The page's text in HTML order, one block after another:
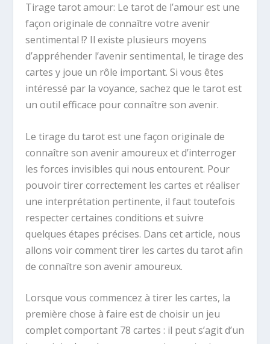
Tirage tarot amour: Le tarot de l’amour est une
façon originale de connaître votre avenir
sentimental !? Il existe plusieurs moyens
d’appréhender l’avenir sentimental, le tirage des
cartes y joue un rôle important. Si vous êtes
intéressé par la voyance, sachez que le tarot est
un outil efficace pour connaître son avenir.
Le tirage du tarot est une façon originale de
connaître son avenir amoureux et d’interroger
les forces invisibles qui nous entourent. Pour
pouvoir tirer correctement les cartes et réaliser
une interprétation pertinente, il faut toutefois
respecter certaines conditions et suivre
quelques étapes précises. Dans cet article, nous
allons voir comment tirer les cartes du tarot afin
de connaître son avenir amoureux.
Lorsque vous commencez à tirer les cartes, la
première chose à faire est de choisir un jeu
complet comportant 78 cartes : il peut s’agit d’un